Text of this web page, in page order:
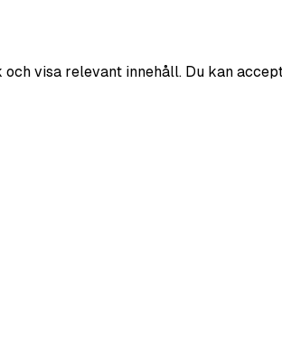
visa relevant innehåll. Du kan